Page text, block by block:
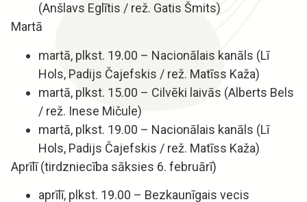
(Anšlavs Eglītis / rež. Gatis Šmits)
Martā
martā, plkst. 19.00 – Nacionālais kanāls (Lī
Hols, Padijs Čajefskis / rež. Matīss Kaža)
martā, plkst. 15.00 – Cilvēki laivās (Alberts Bels
/ rež. Inese Mičule)
martā, plkst. 19.00 – Nacionālais kanāls (Lī
Hols, Padijs Čajefskis / rež. Matīss Kaža)
Aprīlī (tirdzniecība sāksies 6. februārī)
aprīlī, plkst. 19.00 – Bezkaunīgais vecis